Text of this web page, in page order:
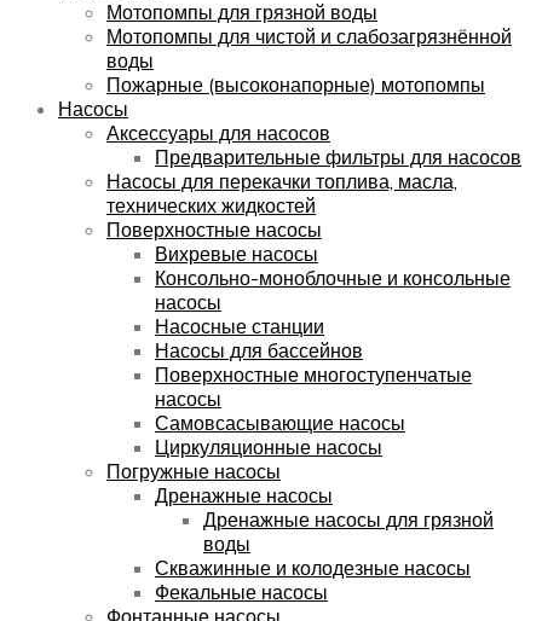
Мотопомпы для грязной воды
Мотопомпы для чистой и слабозагрязнённой
воды
Пожарные (высоконапорные) мотопомпы
Насосы
Аксессуары для насосов
Предварительные фильтры для насосов
Насосы для перекачки топлива, масла,
технических жидкостей
Поверхностные насосы
Вихревые насосы
Консольно-моноблочные и консольные
насосы
Насосные станции
Насосы для бассейнов
Поверхностные многоступенчатые
насосы
Самовсасывающие насосы
Циркуляционные насосы
Погружные насосы
Дренажные насосы
Дренажные насосы для грязной
воды
Скважинные и колодезные насосы
Фекальные насосы
Фонтанные насосы